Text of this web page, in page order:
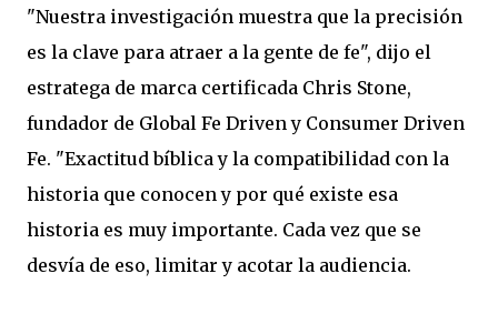
"Nuestra investigación muestra que la precisión
es la clave para atraer a la gente de fe", dijo el
estratega de marca certificada Chris Stone,
fundador de Global Fe Driven y Consumer Driven
Fe. "Exactitud bíblica y la compatibilidad con la
historia que conocen y por qué existe esa
historia es muy importante. Cada vez que se
desvía de eso, limitar y acotar la audiencia.